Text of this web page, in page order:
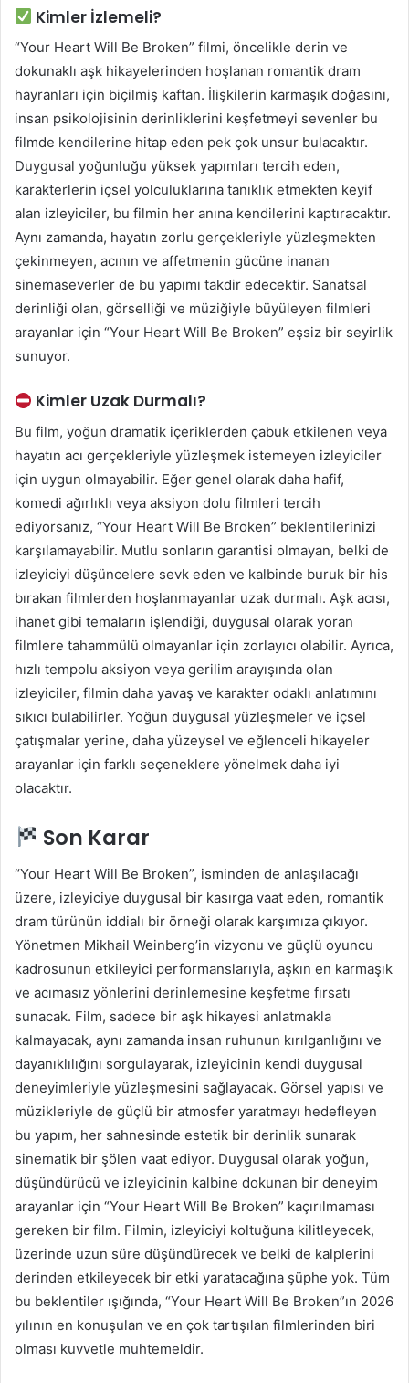
Kimler İzlemeli?
“Your Heart Will Be Broken” filmi, öncelikle derin ve
dokunaklı aşk hikayelerinden hoşlanan romantik dram
hayranları için biçilmiş kaftan. İlişkilerin karmaşık doğasını,
insan psikolojisinin derinliklerini keşfetmeyi sevenler bu
filmde kendilerine hitap eden pek çok unsur bulacaktır.
Duygusal yoğunluğu yüksek yapımları tercih eden,
karakterlerin içsel yolculuklarına tanıklık etmekten keyif
alan izleyiciler, bu filmin her anına kendilerini kaptıracaktır.
Aynı zamanda, hayatın zorlu gerçekleriyle yüzleşmekten
çekinmeyen, acının ve affetmenin gücüne inanan
sinemaseverler de bu yapımı takdir edecektir. Sanatsal
derinliği olan, görselliği ve müziğiyle büyüleyen filmleri
arayanlar için “Your Heart Will Be Broken” eşsiz bir seyirlik
sunuyor.
Kimler Uzak Durmalı?
Bu film, yoğun dramatik içeriklerden çabuk etkilenen veya
hayatın acı gerçekleriyle yüzleşmek istemeyen izleyiciler
için uygun olmayabilir. Eğer genel olarak daha hafif,
komedi ağırlıklı veya aksiyon dolu filmleri tercih
ediyorsanız, “Your Heart Will Be Broken” beklentilerinizi
karşılamayabilir. Mutlu sonların garantisi olmayan, belki de
izleyiciyi düşüncelere sevk eden ve kalbinde buruk bir his
bırakan filmlerden hoşlanmayanlar uzak durmalı. Aşk acısı,
ihanet gibi temaların işlendiği, duygusal olarak yoran
filmlere tahammülü olmayanlar için zorlayıcı olabilir. Ayrıca,
hızlı tempolu aksiyon veya gerilim arayışında olan
izleyiciler, filmin daha yavaş ve karakter odaklı anlatımını
sıkıcı bulabilirler. Yoğun duygusal yüzleşmeler ve içsel
çatışmalar yerine, daha yüzeysel ve eğlenceli hikayeler
arayanlar için farklı seçeneklere yönelmek daha iyi
olacaktır.
Son Karar
“Your Heart Will Be Broken”, isminden de anlaşılacağı
üzere, izleyiciye duygusal bir kasırga vaat eden, romantik
dram türünün iddialı bir örneği olarak karşımıza çıkıyor.
Yönetmen Mikhail Weinberg’in vizyonu ve güçlü oyuncu
kadrosunun etkileyici performanslarıyla, aşkın en karmaşık
ve acımasız yönlerini derinlemesine keşfetme fırsatı
sunacak. Film, sadece bir aşk hikayesi anlatmakla
kalmayacak, aynı zamanda insan ruhunun kırılganlığını ve
dayanıklılığını sorgulayarak, izleyicinin kendi duygusal
deneyimleriyle yüzleşmesini sağlayacak. Görsel yapısı ve
müzikleriyle de güçlü bir atmosfer yaratmayı hedefleyen
bu yapım, her sahnesinde estetik bir derinlik sunarak
sinematik bir şölen vaat ediyor. Duygusal olarak yoğun,
düşündürücü ve izleyicinin kalbine dokunan bir deneyim
arayanlar için “Your Heart Will Be Broken” kaçırılmaması
gereken bir film. Filmin, izleyiciyi koltuğuna kilitleyecek,
üzerinde uzun süre düşündürecek ve belki de kalplerini
derinden etkileyecek bir etki yaratacağına şüphe yok. Tüm
bu beklentiler ışığında, “Your Heart Will Be Broken”ın 2026
yılının en konuşulan ve en çok tartışılan filmlerinden biri
olması kuvvetle muhtemeldir.